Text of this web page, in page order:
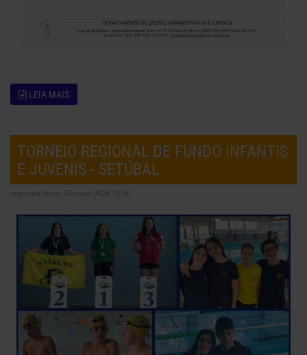
LEIA MAIS
TORNEIO REGIONAL DE FUNDO INFANTIS
E JUVENIS - SETÚBAL
segunda-feira, 20 maio 2024 12:36